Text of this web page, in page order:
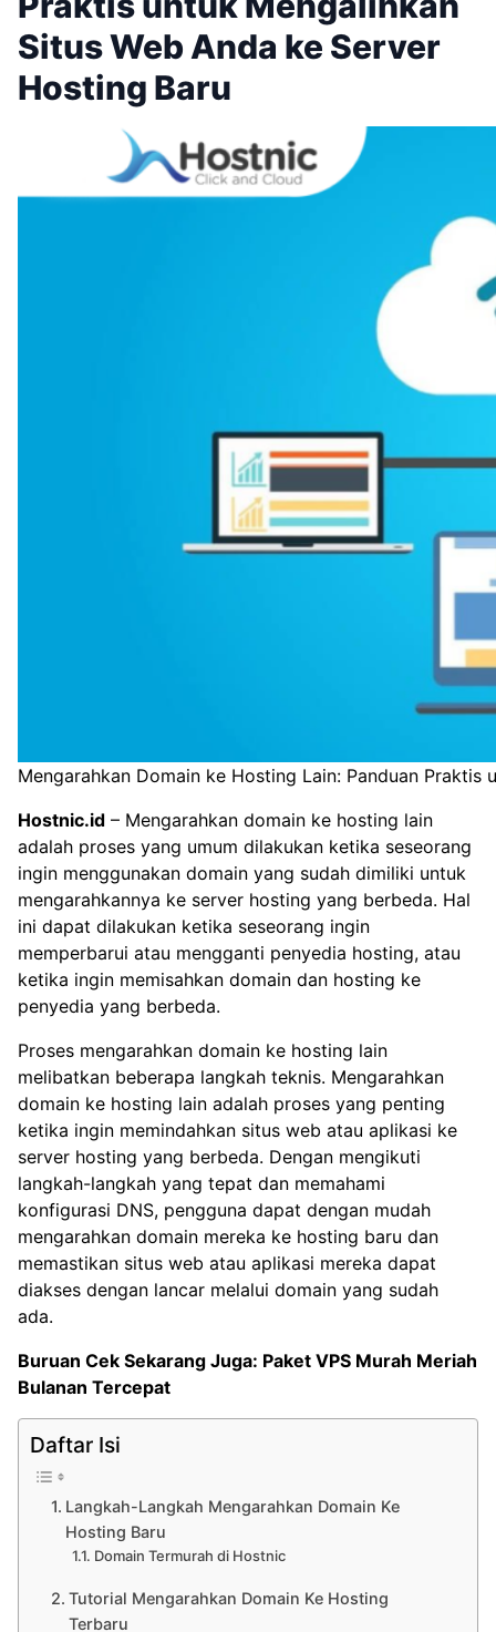
Situs Web Anda ke Server
Hosting Baru
Mengarahkan Domain ke Hosting Lain: Panduan
Hostnic.id – Mengarahkan domain ke hosting lain
adalah proses yang umum dilakukan ketika seseorang
ingin menggunakan domain yang sudah dimiliki untuk
mengarahkannya ke server hosting yang berbeda. Hal
ini dapat dilakukan ketika seseorang ingin
memperbarui atau mengganti penyedia hosting, atau
ketika ingin memisahkan domain dan hosting ke
penyedia yang berbeda.
Proses mengarahkan domain ke hosting lain
melibatkan beberapa langkah teknis. Mengarahkan
domain ke hosting lain adalah proses yang penting
ketika ingin memindahkan situs web atau aplikasi ke
server hosting yang berbeda. Dengan mengikuti
langkah-langkah yang tepat dan memahami
konfigurasi DNS, pengguna dapat dengan mudah
mengarahkan domain mereka ke hosting baru dan
memastikan situs web atau aplikasi mereka dapat
diakses dengan lancar melalui domain yang sudah
ada.
Buruan Cek Sekarang Juga: Paket VPS Murah Meriah
Bulanan Tercepat
Daftar Isi
Langkah-Langkah Mengarahkan Domain Ke
Hosting Baru
Domain Termurah di Hostnic
Tutorial Mengarahkan Domain Ke Hosting
Terbaru